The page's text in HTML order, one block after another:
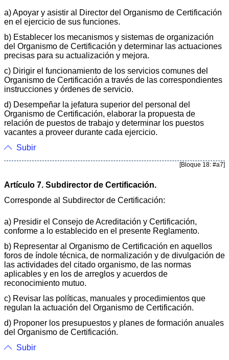
a) Apoyar y asistir al Director del Organismo de Certificación
en el ejercicio de sus funciones.
b) Establecer los mecanismos y sistemas de organización
del Organismo de Certificación y determinar las actuaciones
precisas para su actualización y mejora.
c) Dirigir el funcionamiento de los servicios comunes del
Organismo de Certificación a través de las correspondientes
instrucciones y órdenes de servicio.
d) Desempeñar la jefatura superior del personal del
Organismo de Certificación, elaborar la propuesta de
relación de puestos de trabajo y determinar los puestos
vacantes a proveer durante cada ejercicio.
Subir
[Bloque 18: #a7]
Artículo 7. Subdirector de Certificación.
Corresponde al Subdirector de Certificación:
a) Presidir el Consejo de Acreditación y Certificación,
conforme a lo establecido en el presente Reglamento.
b) Representar al Organismo de Certificación en aquellos
foros de índole técnica, de normalización y de divulgación de
las actividades del citado organismo, de las normas
aplicables y en los de arreglos y acuerdos de
reconocimiento mutuo.
c) Revisar las políticas, manuales y procedimientos que
regulan la actuación del Organismo de Certificación.
d) Proponer los presupuestos y planes de formación anuales
del Organismo de Certificación.
Subir